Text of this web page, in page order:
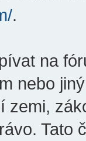
.
na
nebo
zemi,
Tato